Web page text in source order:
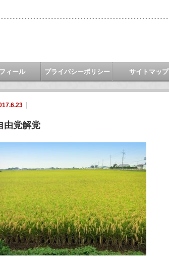
ィール プライバシーポリシー サイトマップ
由党解党